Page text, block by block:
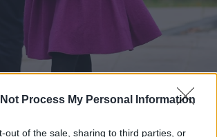
Not Process My Personal Information
out of the sale, sharing to third parties, or